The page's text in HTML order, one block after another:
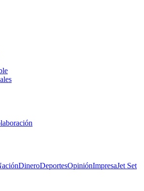
DineroDeportesOpiniónImpresaJet Set